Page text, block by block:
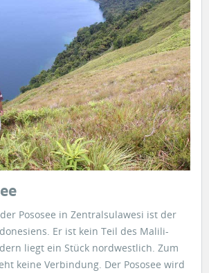
Pososee in Zentralsulawesi ist der
Er ist kein Teil des Malili-
liegt ein Stück nordwestlich. Zum
keine Verbindung. Der Pososee wird